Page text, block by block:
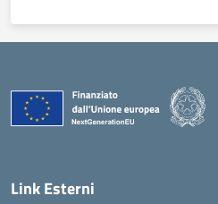
Link Esterni